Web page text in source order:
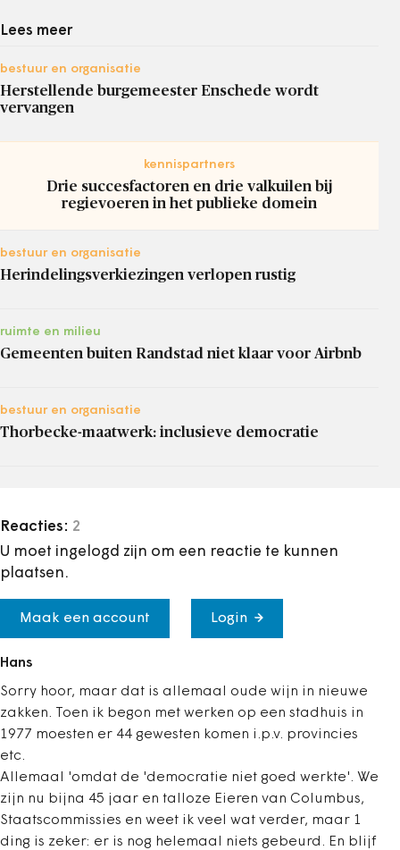
Lees meer
bestuur en organisatie
Herstellende burgemeester Enschede wordt
vervangen
kennispartners
Drie succesfactoren en drie valkuilen bij
regievoeren in het publieke domein
bestuur en organisatie
Herindelingsverkiezingen verlopen rustig
ruimte en milieu
Gemeenten buiten Randstad niet klaar voor Airbnb
bestuur en organisatie
Thorbecke-maatwerk: inclusieve democratie
Reacties: 2
U moet ingelogd zijn om een reactie te kunnen
plaatsen.
Maak een account Login
Hans
Sorry hoor, maar dat is allemaal oude wijn in nieuwe
zakken. Toen ik begon met werken op een stadhuis in
1977 moesten er 44 gewesten komen i.p.v. provincies
etc.
Allemaal 'omdat de 'democratie niet goed werkte'. We
zijn nu bijna 45 jaar en talloze Eieren van Columbus,
Staatscommissies en weet ik veel wat verder, maar 1
ding is zeker: er is nog helemaal niets gebeurd. En blijf